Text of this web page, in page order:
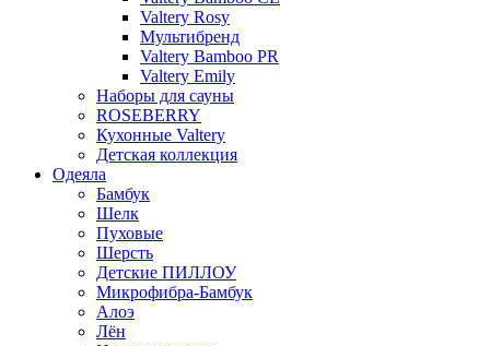
Valtery Rosy
Мультибренд
Valtery Bamboo PR
Valtery Emily
Наборы для сауны
ROSEBERRY
Кухонные Valtery
Детская коллекция
Одеяла
Бамбук
Шелк
Пуховые
Шерсть
Детские ПИЛЛОУ
Микрофибра-Бамбук
Алоэ
Лён